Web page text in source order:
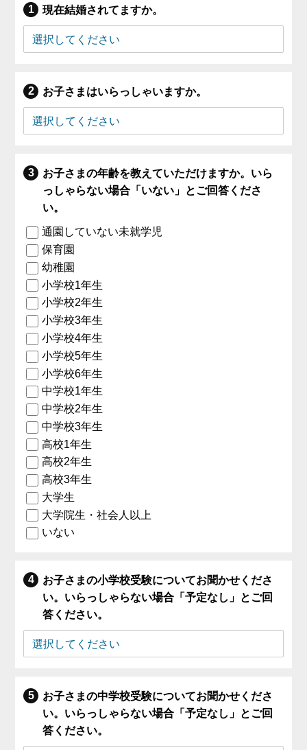
現在結婚されてますか。
お子さまはいらっしゃいますか。
お子さまの年齢を教えていただけますか。いら
っしゃらない場合「いない」とご回答くださ
い。
通園していない未就学児
保育園
幼稚園
小学校1年生
小学校2年生
小学校3年生
小学校4年生
小学校5年生
小学校6年生
中学校1年生
中学校2年生
中学校3年生
高校1年生
高校2年生
高校3年生
大学生
大学院生・社会人以上
いない
お子さまの小学校受験についてお聞かせくださ
い。いらっしゃらない場合「予定なし」とご回
答ください。
お子さまの中学校受験についてお聞かせくださ
い。いらっしゃらない場合「予定なし」とご回
答ください。